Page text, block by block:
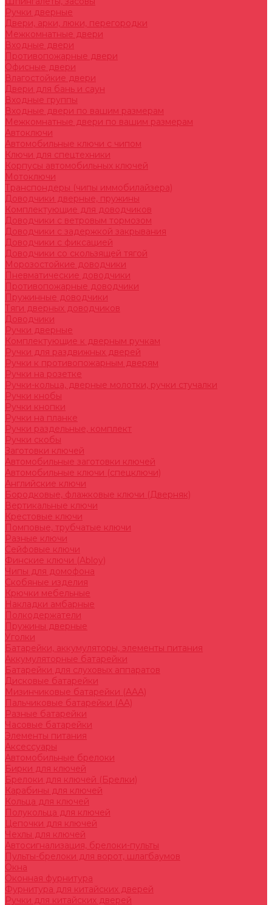
Ручки дверные
Двери, арки, люки, перегородки
Межкомнатные двери
Входные двери
Противопожарные двери
Офисные двери
Влагостойкие двери
Двери для бань и саун
Входные группы
Входные двери по вашим размерам
Межкомнатные двери по вашим размерам
Автоключи
Автомобильные ключи с чипом
Ключи для спецтехники
Корпусы автомобильных ключей
Мотоключи
Транспондеры (чипы иммобилайзера)
Доводчики дверные, пружины
Комплектующие для доводчиков
Доводчики с ветровым тормозом
Доводчики с задержкой закрывания
Доводчики с фиксацией
Доводчики со скользящей тягой
Морозостойкие доводчики
Пневматические доводчики
Противопожарные доводчики
Пружинные доводчики
Тяги дверных доводчиков
Доводчики
Ручки дверные
Комплектующие к дверным ручкам
Ручки для раздвижных дверей
Ручки к противопожарным дверям
Ручки на розетке
Ручки-кольца, дверные молотки, ручки стучалки
Ручки кнобы
Ручки кнопки
Ручки на планке
Ручки раздельные, комплект
Ручки скобы
Заготовки ключей
Автомобильные заготовки ключей
Автомобильные ключи (спецключи)
Английские ключи
Бородковые, флажковые ключи (Дверняк)
Вертикальные ключи
Крестовые ключи
Помповые, трубчатые ключи
Разные ключи
Сейфовые ключи
Финские ключи (Abloy)
Чипы для домофона
Скобяные изделия
Крючки мебельные
Накладки амбарные
Полкодержатели
Пружины дверные
Уголки
Батарейки, аккумуляторы, элементы питания
Аккумуляторные батарейки
Батарейки для слуховых аппаратов
Дисковые батарейки
Мизинчиковые батарейки (AAA)
Пальчиковые батарейки (AA)
Разные батарейки
Часовые батарейки
Элементы питания
Аксессуары
Автомобильные брелоки
Бирки для ключей
Брелоки для ключей (Брелки)
Карабины для ключей
Кольца для ключей
Полукольца для ключей
Цепочки для ключей
Чехлы для ключей
Автосигнализация, брелоки-пульты
Пульты-брелоки для ворот, шлагбаумов
Окна
Оконная фурнитура
Фурнитура для китайских дверей
Ручки для китайских дверей